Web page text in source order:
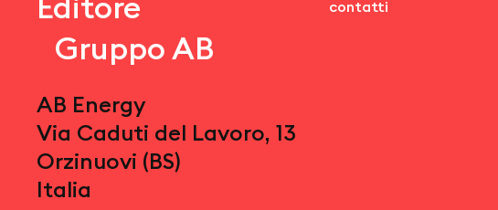
Gruppo AB
AB Energy
Via Caduti del Lavoro, 13
Orzinuovi (BS)
Italia
contatti